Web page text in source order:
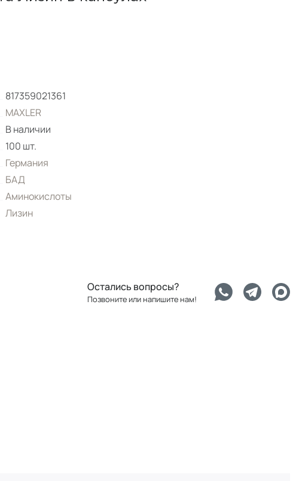
817359021361
MAXLER
В наличии
100 шт.
Германия
БАД
Аминокислоты
Лизин
Остались вопросы?
Позвоните или напишите нам!